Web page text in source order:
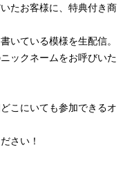
たお客様に、特典付き商
いている模様を生配信。
ックネームをお呼びいた
こにいても参加できるオ
さい！